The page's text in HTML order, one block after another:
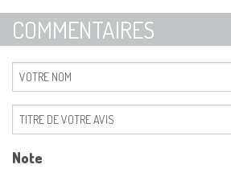
COMMENTAIRES
Note